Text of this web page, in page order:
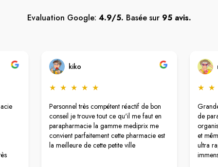
Evaluation Google: 4.9/5. Basée sur 95 avis.
kiko
★ ★ ★ ★ ★
Personnel très compétent réactif de bon
conseil je trouve tout ce qu'il me faut en
parapharmacie la gamme mediprix me
convient parfaitement cette pharmacie est
la meilleure de cette petite ville
★ ★
de
et
ultra